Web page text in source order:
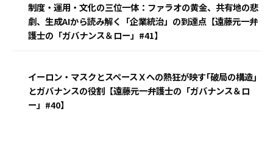
制度・運用・文化の三位一体：ファラオの黄金、共有地の悲
劇、生成AIから読み解く「企業統治」の到達点【遠藤元一弁
護士の「ガバナンス＆ロー」#41】
イーロン・マスクとスペースＸへの熱狂が映す｢破局の構造｣
とガバナンスの役割【遠藤元一弁護士の「ガバナンス＆ロ
ー」#40】